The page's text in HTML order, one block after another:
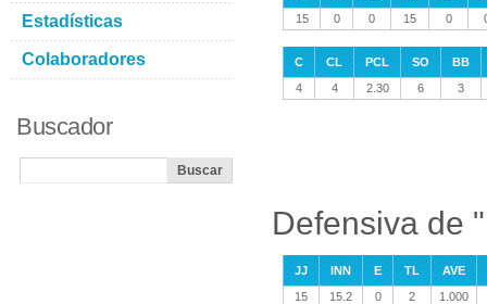
15
0 0 15 0
C CL PCL SO
BB
4
4 2.30 6 3
Defensiva de
JJ INN E TL
AVE
15
15.2 0 2 1.000
Estadísticas
Colaboradores
Buscador